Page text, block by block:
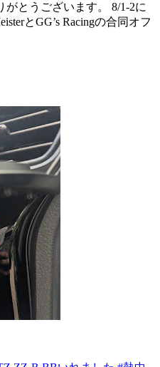
とうございます。 8/1-2に
とGG’s Racingの合同オフ